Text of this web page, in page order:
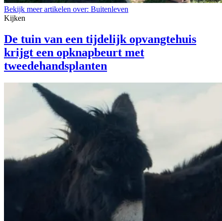
Bekijk meer artikelen over: Buitenleven
Kijken
De tuin van een tijdelijk opvangtehuis
krijgt een opknapbeurt met
tweedehandsplanten